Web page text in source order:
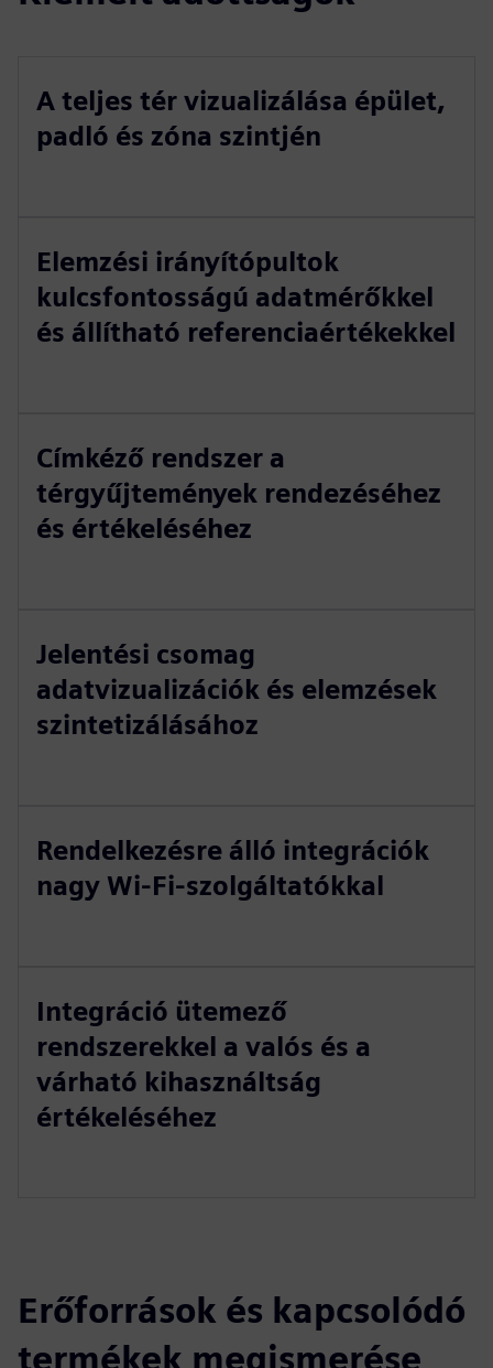
A teljes tér vizualizálása épület,
padló és zóna szintjén
Elemzési irányítópultok
kulcsfontosságú adatmérőkkel
és állítható referenciaértékekkel
Címkéző rendszer a
térgyűjtemények rendezéséhez
és értékeléséhez
Jelentési csomag
adatvizualizációk és elemzések
szintetizálásához
Rendelkezésre álló integrációk
nagy Wi-Fi-szolgáltatókkal
Integráció ütemező
rendszerekkel a valós és a
várható kihasználtság
értékeléséhez
Erőforrások és kapcsolódó
termékek megismerése